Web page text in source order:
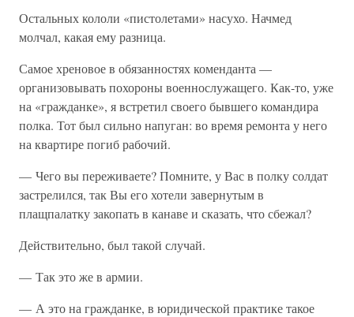
Остальных кололи «пистолетами» насухо. Начмед
молчал, какая ему разница.
Самое хреновое в обязанностях коменданта —
организовывать похороны военнослужащего. Как-то, уже
на «гражданке», я встретил своего бывшего командира
полка. Тот был сильно напуган: во время ремонта у него
на квартире погиб рабочий.
— Чего вы переживаете? Помните, у Вас в полку солдат
застрелился, так Вы его хотели завернутым в
плащпалатку закопать в канаве и сказать, что сбежал?
Действительно, был такой случай.
— Так это же в армии.
— А это на гражданке, в юридической практике такое